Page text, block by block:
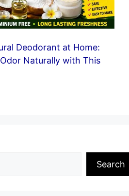
Deodorant at Home:
Naturally with This
Search